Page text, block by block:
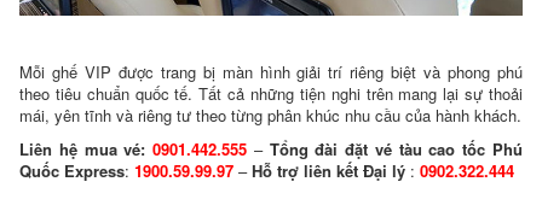
Mỗi ghế VIP được trang bị màn hình giải trí riêng biệt và phong phú
theo tiêu chuẩn quốc tế. Tất cả những tiện nghi trên mang lại sự thoải
mái, yên tĩnh và riêng tư theo từng phân khúc nhu cầu của hành khách.
Liên hệ mua vé: 0901.442.555 – Tổng đài đặt vé tàu cao tốc Phú
Quốc Express: 1900.59.99.97 –Hỗ trợ liên kết Đại lý : 0902.322.444